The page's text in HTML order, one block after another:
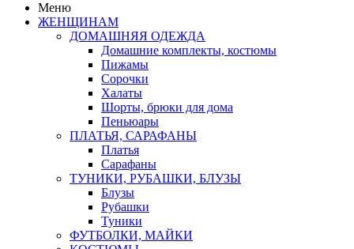
Меню
ЖЕНЩИНАМ
ДОМАШНЯЯ ОДЕЖДА
Домашние комплекты, костюмы
Пижамы
Сорочки
Халаты
Шорты, брюки для дома
Пеньюары
ПЛАТЬЯ, САРАФАНЫ
Платья
Сарафаны
ТУНИКИ, РУБАШКИ, БЛУЗЫ
Блузы
Рубашки
Туники
ФУТБОЛКИ, МАЙКИ